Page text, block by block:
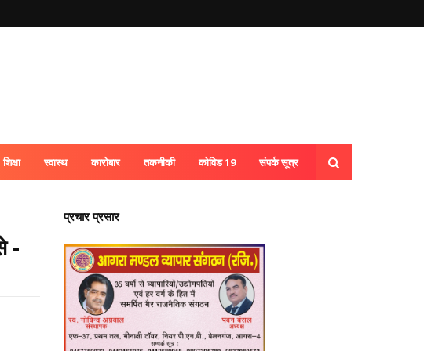
शिक्षा स्वास्थ कारोबार तकनीकी कोविड 19 संपर्क सूत्र
-
प्रचार प्रसार